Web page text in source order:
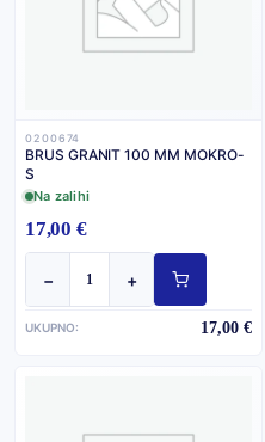
0200674
BRUS GRANIT 100 MM MOKRO-
S
Na zalihi
17,00 €
− +
UKUPNO: 17,00 €